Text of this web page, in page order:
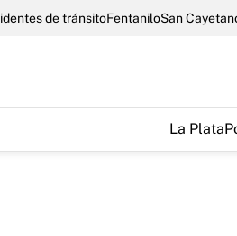
de tránsitoFentaniloSan
La Plata